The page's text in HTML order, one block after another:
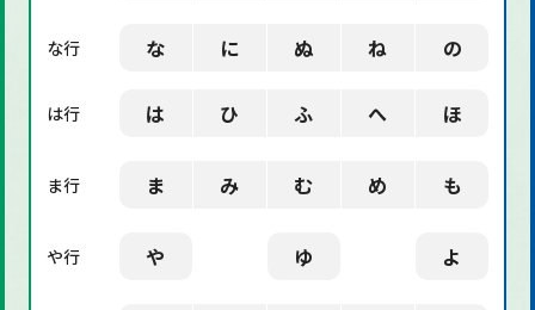
な行 な に ぬ ね の
は行 は ひ ふ へ ほ
ま行 ま み む め も
や行 や ゆ よ